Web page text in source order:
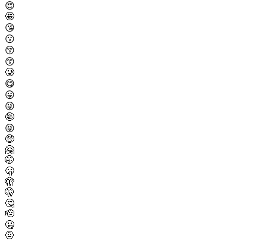
😍
🤩
😘
😗
😚
😙
🥲
😋
😛
😜
🤪
😝
🤑
🤗
🤭
🫢
🫣
🤫
🤔
🫡
🤐
🤨